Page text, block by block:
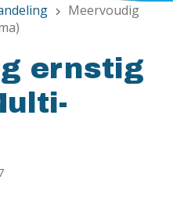
chevron_right
Meervoudig
ernstig